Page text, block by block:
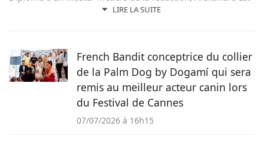
LIRE LA SUITE
un amoureux des chiens depuis son plus jeune âge. Après
vous émouvoir et vous informer sur nos compagnons
préférés.
French Bandit conceptrice du collier
de la Palm Dog by Dogamí qui sera
remis au meilleur acteur canin lors
du Festival de Cannes
07/07/2026 à 16h15